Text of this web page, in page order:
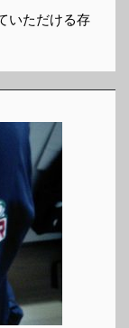
いただける存